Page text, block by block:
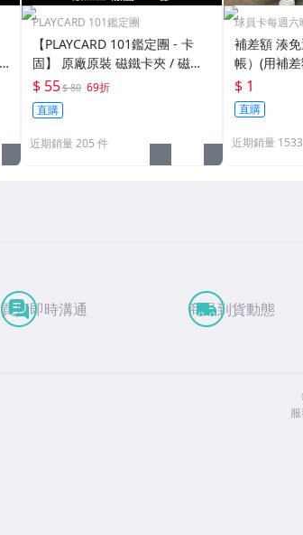
PLAYCARD 101鑑定團
【PLAYCARD 101鑑定團 - 卡
固】 原廠原裝 磁鐵卡夾 / 磁鐵
殼 尺寸：130pt / CPH130
$ 55$ 80 69折
直購
近期銷量 205 件
球員卡每週
補差額 湊
帳）(用補差
$ 1
直購
近期銷量
買賣即時溝通 商品到貨動態